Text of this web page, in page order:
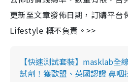
更新至文章發佈日期，訂購平台
Lifestyle 概不負責。>>
【快速測試套裝】masklab全
試劑！獲歐盟、英國認證 鼻咽